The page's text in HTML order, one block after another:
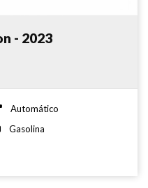
- 2023
Automático
Gasolina